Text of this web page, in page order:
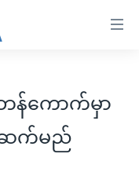
ဘန်ကောက်မှာ
းဆက်မည်